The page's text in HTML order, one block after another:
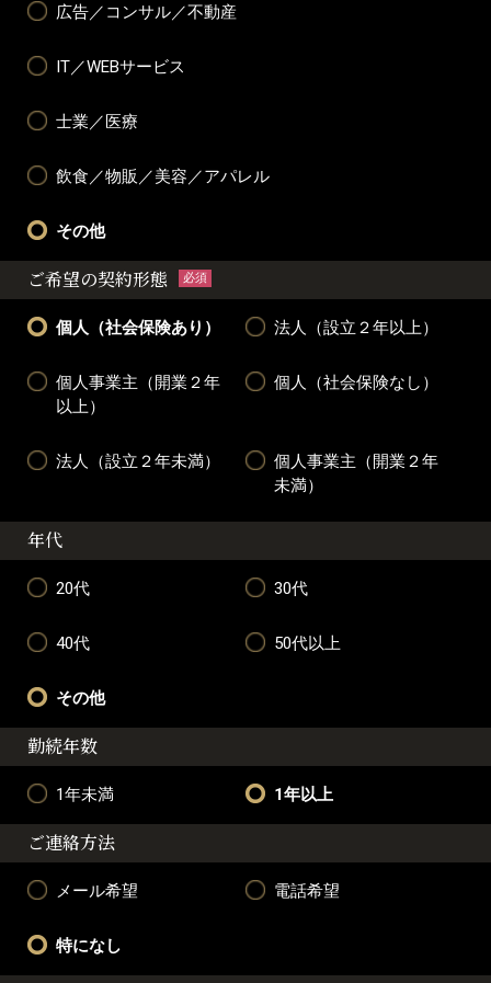
広告／コンサル／不動産
IT／WEBサービス
士業／医療
飲食／物販／美容／アパレル
その他
ご希望の契約形態 必須
個人（社会保険あり） 法人（設立２年以上）
個人事業主（開業２年
以上）
個人（社会保険なし）
法人（設立２年未満）
個人事業主（開業２年
未満）
年代
20代 30代
40代 50代以上
その他
勤続年数
1年未満 1年以上
ご連絡方法
メール希望 電話希望
特になし